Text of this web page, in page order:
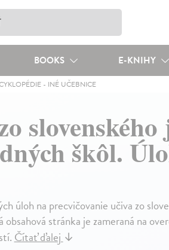
BOOKS E-KNIHY
- INÉ UČEBNICE
škôl.
úloh na precvičovanie učiva zo
stránka je zameraná na
Čítať ďalej↓